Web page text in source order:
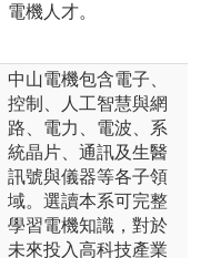
電機人才。
中山電機包含電子、
控制、人工智慧與網
路、電力、電波、系
統晶片、通訊及生醫
訊號與儀器等各子領
域。選讀本系可完整
學習電機知識，對於
未來投入高科技產業